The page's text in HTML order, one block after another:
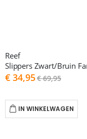
Reef
Slippers Zwart/Bruin
As
low
€ 34,95€ 69,95
IN WINKELWAGEN